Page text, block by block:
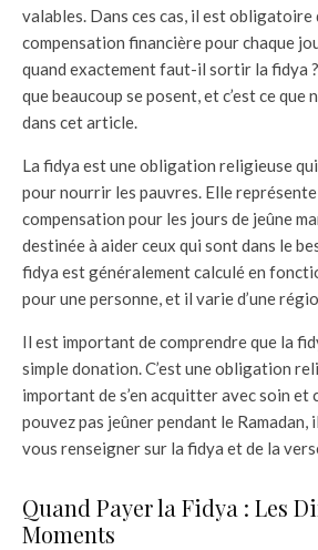
valables. Dans ces cas, il est obligatoire
compensation financière pour chaque
quand exactement faut-il sortir la fidya ?
que beaucoup se posent, et c’est ce
dans cet article.
La fidya est une obligation religieuse
pour nourrir les pauvres. Elle
compensation pour les jours de jeûne
destinée à aider ceux qui sont dans le
fidya est généralement calculé en
pour une personne, et il varie d’une
Il est important de comprendre que la
simple donation. C’est une obligation
important de s’en acquitter avec soin et
pouvez pas jeûner pendant le Ramadan,
vous renseigner sur la fidya et de la
Quand Payer la Fidya : Les
Moments